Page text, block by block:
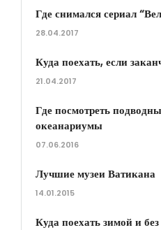
Где снимался сериал
28.04.2017
Куда поехать, если
21.04.2017
Где посмотреть
океанариумы
07.06.2016
Лучшие музеи Ватикана
14.01.2015
Куда поехать зимой и